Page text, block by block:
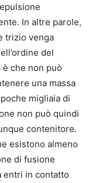
In altre parole,
trizio venga
del
che non può
una massa
migliaia di
non può quindi
contenitore.
esistono almeno
di fusione
entri in contatto